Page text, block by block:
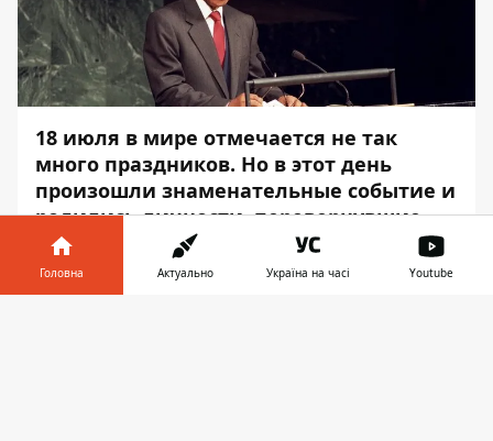
18 июля в мире отмечается не так
много праздников. Но в этот день
произошли знаменательные событие и
родились личности, перевернувшие
ход истории.
расскажет вам о самых
Головна Актуально Україна на часі Youtube